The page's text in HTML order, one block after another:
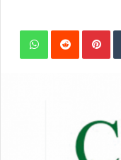
Pinterest